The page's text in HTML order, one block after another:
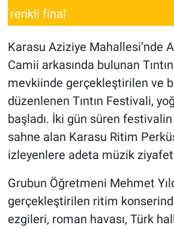
Karasu Aziziye Mahallesi’nde
Camii arkasında bulunan
mevkiinde gerçekleştirilen ve
düzenlenen Tıntın Festivali,
başladı. İki gün süren
sahne alan Karasu Ritim
izleyenlere adeta müzik
Grubun Öğretmeni Mehmet
gerçekleştirilen ritim
ezgileri, roman havası, Türk